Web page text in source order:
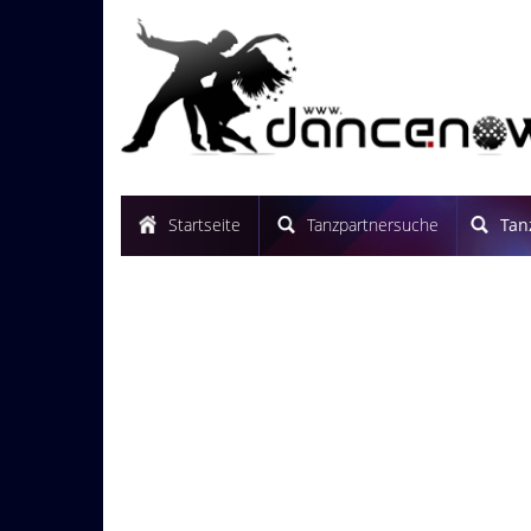
Startseite Tanzpartnersuche